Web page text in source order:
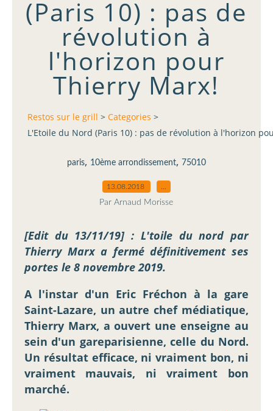
(Paris 10) : pas de
révolution à
l'horizon pour
Thierry Marx!
Restos sur le grill > Categories >
L'Etoile du Nord (Paris 10) : pas de révolution à l'horizon
paris, 10ème arrondissement, 75010
13.08.2018
Par Arnaud Morisse
[Edit du 13/11/19] : L'toile du nord par
Thierry Marx a fermé définitivement ses
portes le 8 novembre 2019.
A l'instar d'un Eric Fréchon à la gare
Saint-Lazare, un autre chef médiatique,
Thierry Marx, a ouvert une enseigne au
sein d'un gareparisienne, celle du Nord.
Un résultat efficace, ni vraiment bon, ni
vraiment mauvais, ni vraiment bon
marché.